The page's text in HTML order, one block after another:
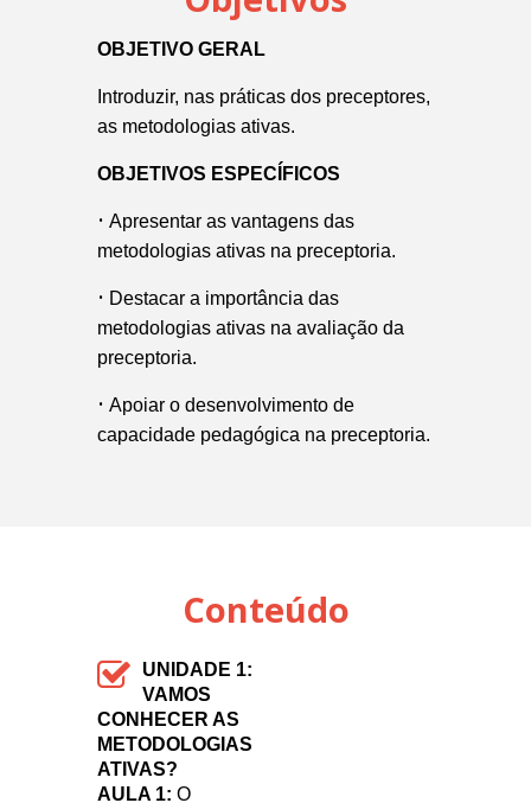
OBJETIVO GERAL
Introduzir, nas práticas dos preceptores,
as metodologias ativas.
OBJETIVOS ESPECÍFICOS
•Apresentar as vantagens das
metodologias ativas na preceptoria.
• Destacar a importância das
metodologias ativas na avaliação da
preceptoria.
•Apoiar o desenvolvimento de
capacidade pedagógica na preceptoria.
Conteúdo
UNIDADE 1:
VAMOS
CONHECER AS
METODOLOGIAS
ATIVAS?
AULA 1:O